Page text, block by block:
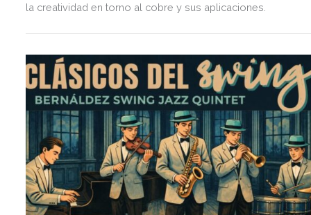
la creatividad en torno al cobre y sus aplicaciones.